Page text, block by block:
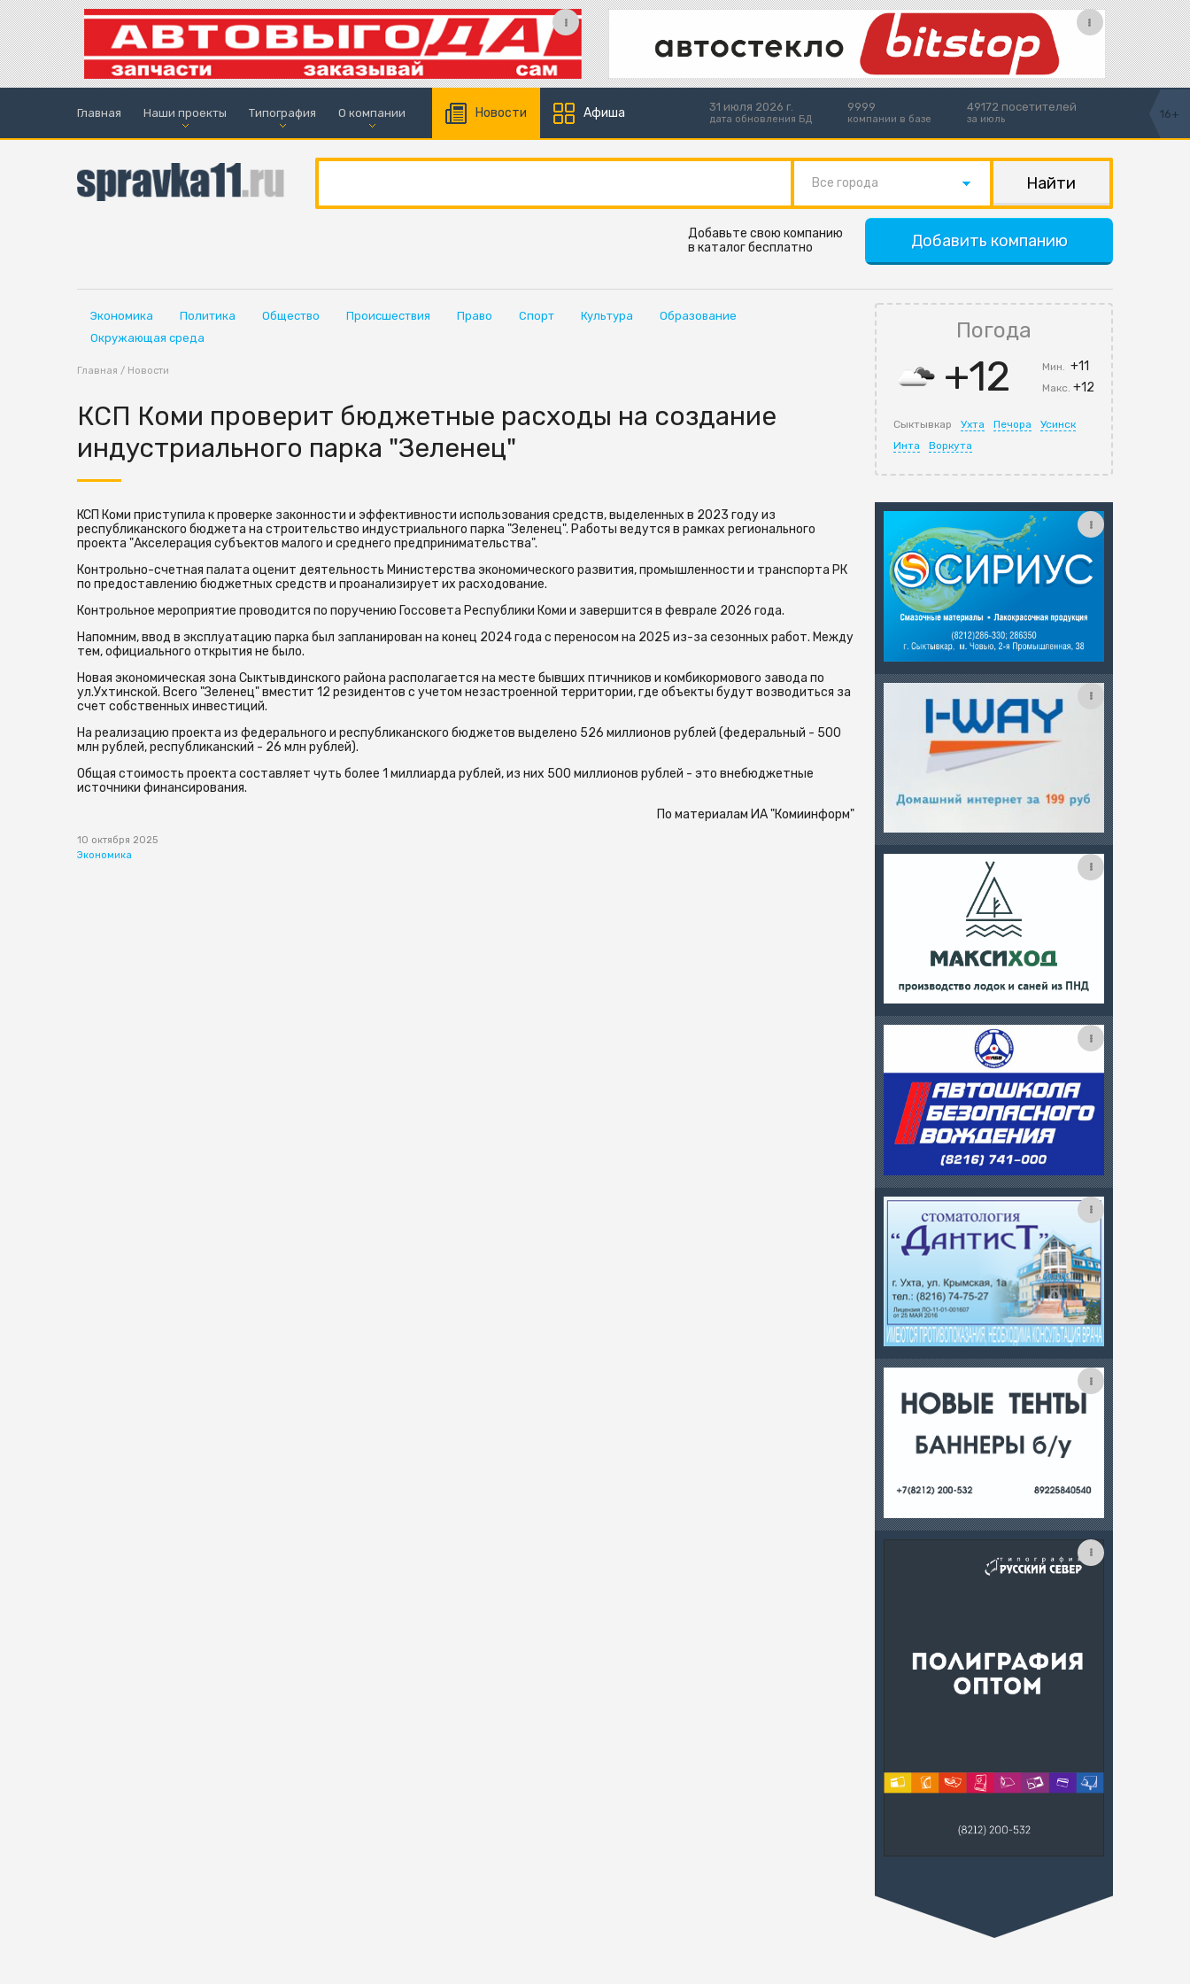
Главная Наши проекты Типография О компании Новости Афиша 31 июля 2026 г.
дата обновления БД
9999
компании в базе
49172 посетителей
за июль 16+
Все города
Добавить компанию
Добавьте свою компанию
в каталог бесплатно
Экономика Политика Общество Происшествия Право Спорт Культура
Образование
Окружающая среда
Главная / Новости
КСП Коми проверит бюджетные расходы на создание
индустриального парка "Зеленец"
КСП Коми приступила к проверке законности и эффективности использования средств, выделенных в 2023 году из
республиканского бюджета на строительство индустриального парка "Зеленец". Работы ведутся в рамках регионального
проекта "Акселерация субъектов малого и среднего предпринимательства".
Контрольно-счетная палата оценит деятельность Министерства экономического развития, промышленности и транспорта РК
по предоставлению бюджетных средств и проанализирует их расходование.
Контрольное мероприятие проводится по поручению Госсовета Республики Коми и завершится в феврале 2026 года.
Напомним, ввод в эксплуатацию парка был запланирован на конец 2024 года с переносом на 2025 из-за сезонных работ. Между
тем, официального открытия не было.
Новая экономическая зона Сыктывдинского района располагается на месте бывших птичников и комбикормового завода по
ул.Ухтинской. Всего "Зеленец" вместит 12 резидентов с учетом незастроенной территории, где объекты будут возводиться за
счет собственных инвестиций.
На реализацию проекта из федерального и республиканского бюджетов выделено 526 миллионов рублей (федеральный - 500
млн рублей, республиканский - 26 млн рублей).
Общая стоимость проекта составляет чуть более 1 миллиарда рублей, из них 500 миллионов рублей - это внебюджетные
источники финансирования.
По материалам ИА "Комиинформ"
10 октября 2025
Экономика
Погода
+12 Мин.+11
Макс.+12
Сыктывкар Ухта Печора
Усинск
Инта
Воркута